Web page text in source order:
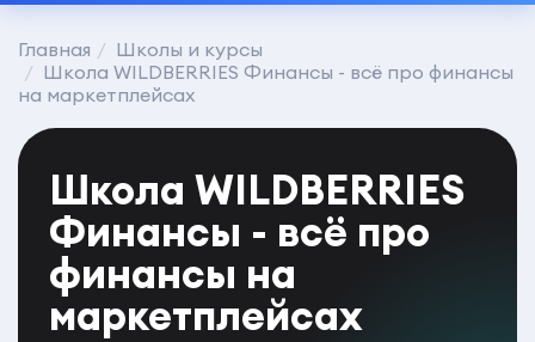
Главная
Школы и курсы
Школа WILDBERRIES Финансы - всё про финансы
на маркетплейсах
Школа WILDBERRIES
Финансы - всё про
финансы на
маркетплейсах